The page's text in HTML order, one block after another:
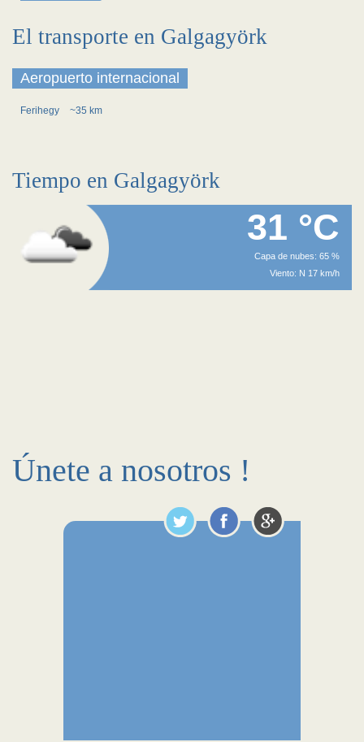
El transporte en Galgagyörk
Aeropuerto internacional
Ferihegy ~35 km
Tiempo en Galgagyörk
31 °C
Capa de nubes: 65 %
Viento: N 17 km/h
Únete a nosotros !